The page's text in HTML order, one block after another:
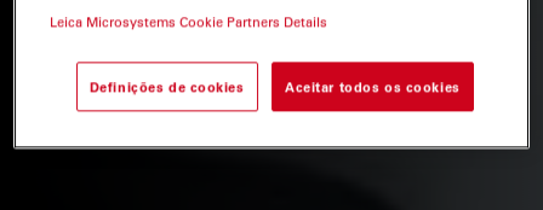
Leica Microsystems Cookie Partners Details
Definições de cookies Aceitar todos os cookies